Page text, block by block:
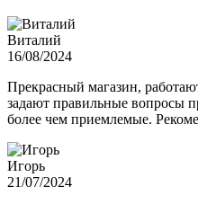
Виталий
16/08/2024
Прекрасный магазин,
задают правильные вопросы
более чем приемлемые.
Игорь
21/07/2024